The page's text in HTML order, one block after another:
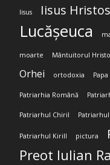
Iisus Iisus Hristos
Lucășeuca
moarte Mântuitorul
Orhei ortodoxia
Patriarhia Română
Patriarhul Chiril
Patriarhul Kirill pictura
Preot Iulian